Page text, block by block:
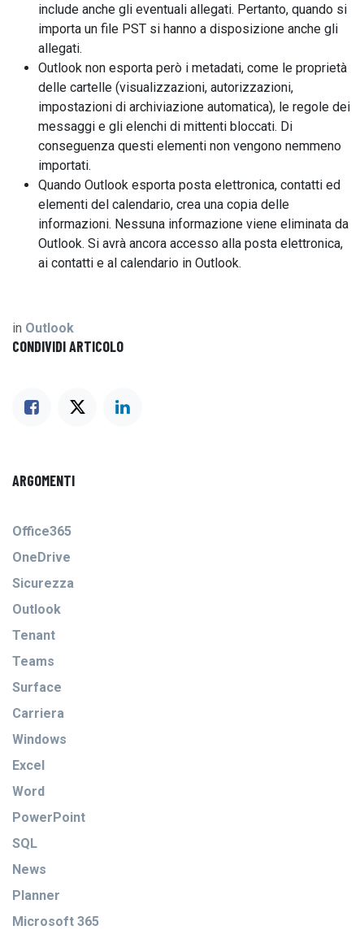
include anche gli eventuali allegati. Pertanto, quando si
importa un file PST si hanno a disposizione anche gli
allegati.
Outlook non esporta però i metadati, come le proprietà
delle cartelle (visualizzazioni, autorizzazioni,
impostazioni di archiviazione automatica), le regole dei
messaggi e gli elenchi di mittenti bloccati. Di
conseguenza questi elementi non vengono nemmeno
importati.
Quando Outlook esporta posta elettronica, contatti ed
elementi del calendario, crea una copia delle
informazioni. Nessuna informazione viene eliminata da
Outlook. Si avrà ancora accesso alla posta elettronica,
ai contatti e al calendario in Outlook.
in Outlook
CONDIVIDI ARTICOLO
ARGOMENTI
Office365
OneDrive
Sicurezza
Outlook
Tenant
Teams
Surface
Carriera
Windows
Excel
Word
PowerPoint
SQL
News
Planner
Microsoft 365